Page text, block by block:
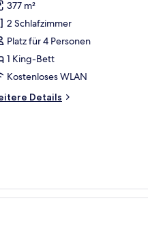
377 m²
2 Schlafzimmer
Platz für 4 Personen
1 King-Bett
Kostenloses WLAN
Details
die Stadt.
einem Schreibtisch, einem roten